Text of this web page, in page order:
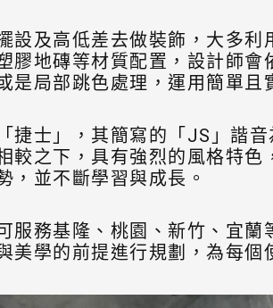
設及高低差去做裝飾，大多
膠地磚等材質配置，設計師
局部跳色處理，運用簡單且
捷士」，其簡寫的「JS」諧
之下，具有強烈的風格特色
，並不斷學習與成長。
服務基隆、桃園、新竹、宜
美學的前提進行規劃，為每個